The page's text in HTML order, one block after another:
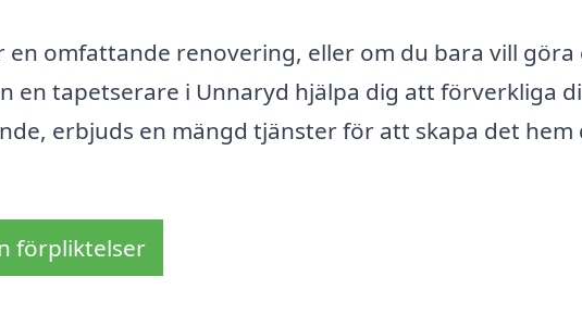
omfattande renovering, eller om du bara vill göra
en tapetserare i Unnaryd hjälpa dig att förverkliga
erbjuds en mängd tjänster för att skapa det hem
förpliktelser